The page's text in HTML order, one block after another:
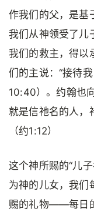
作我们的父，是基
我们从神领受了儿
我们的救主，得以
们的主说：“接待
10:40）。约翰也
就是信祂名的人，
（约1:12）
这个神所赐的“儿
为神的儿女，我们
赐的礼物——每日